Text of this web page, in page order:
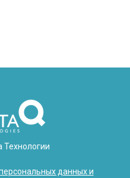
Технологии
данных и